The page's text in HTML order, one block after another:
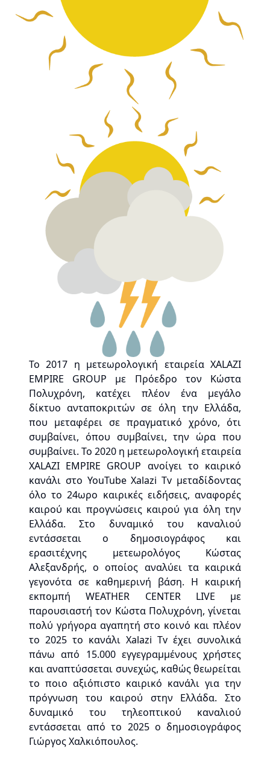
Το 2017 η μετεωρολογική εταιρεία XALAZI
EMPIRE GROUP με Πρόεδρο τον Κώστα
Πολυχρόνη, κατέχει πλέον ένα μεγάλο
δίκτυο ανταποκριτών σε όλη την Ελλάδα,
που μεταφέρει σε πραγματικό χρόνο, ότι
συμβαίνει, όπου συμβαίνει, την ώρα που
συμβαίνει. Το 2020 η μετεωρολογική εταιρεία
XALAZI EMPIRE GROUP ανοίγει το καιρικό
κανάλι στο YouTube Xalazi Tv μεταδίδοντας
όλο το 24ωρο καιρικές ειδήσεις, αναφορές
καιρού και προγνώσεις καιρού για όλη την
Ελλάδα. Στο δυναμικό του καναλιού
εντάσσεται ο δημοσιογράφος και
ερασιτέχνης μετεωρολόγος Κώστας
Αλεξανδρής, ο οποίος αναλύει τα καιρικά
γεγονότα σε καθημερινή βάση. Η καιρική
εκπομπή WEATHER CENTER LIVE με
παρουσιαστή τον Κώστα Πολυχρόνη, γίνεται
πολύ γρήγορα αγαπητή στο κοινό και πλέον
το 2025 το κανάλι Xalazi Tv έχει συνολικά
πάνω από 15.000 εγγεγραμμένους χρήστες
και αναπτύσσεται συνεχώς, καθώς θεωρείται
το ποιο αξιόπιστο καιρικό κανάλι για την
πρόγνωση του καιρού στην Ελλάδα. Στο
δυναμικό του τηλεοπτικού καναλιού
εντάσσεται από το 2025 ο δημοσιογράφος
Γιώργος Χαλκιόπουλος.